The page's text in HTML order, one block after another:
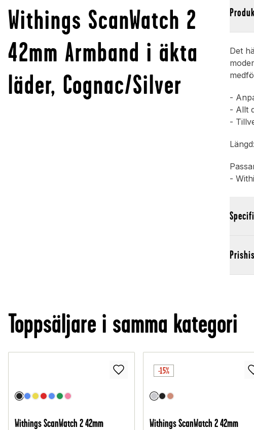
Withings ScanWatch 2
42mm Armband i äkta
läder, Cognac/Silver
Det
-
- Allt
-
-
Toppsäljare i samma kategori
Withings ScanWatch 2 42mm
-15%
Withings ScanWatch 2 42mm